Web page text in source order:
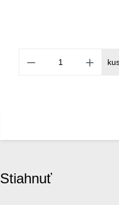
Stiahnuť